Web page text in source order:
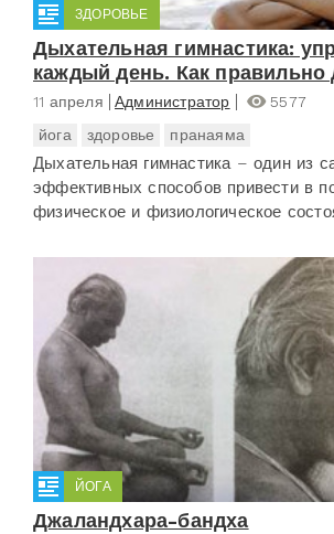
ЗДОРОВЬЕ
Дыхательная гимнастика:
каждый день. Как
11 апреля Администратор
5577
йога
здоровье пранаяма
Дыхательная гимнастика – один из
эффективных способов привести в
физическое и физиологическое
ЙОГА
Джаландхара-бандха